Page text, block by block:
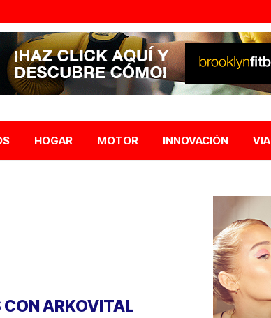
HOGAR MOTOR INNOVACIÓN
CON ARKOVITAL